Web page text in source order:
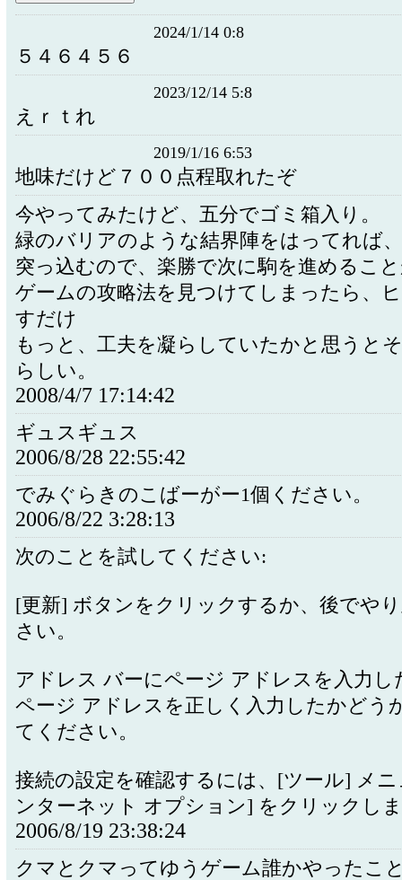
2024/1/14 0:8
５４６４５６
2023/12/14 5:8
えｒｔれ
2019/1/16 6:53
地味だけど７００点程取れたぞ
今やってみたけど、五分でゴミ箱入り。
緑のバリアのような結界陣をはってれば
突っ込むので、楽勝で次に駒を進めるこ
ゲームの攻略法を見つけてしまったら、
すだけ
もっと、工夫を凝らしていたかと思うと
らしい。
2008/4/7 17:14:42
ギュスギュス
2006/8/28 22:55:42
でみぐらきのこばーがー1個ください。
2006/8/22 3:28:13
次のことを試してください:
[更新] ボタンをクリックするか、後でや
さい。
アドレス バーにページ アドレスを入力し
ページ アドレスを正しく入力したかどう
てください。
接続の設定を確認するには、[ツール] メ
ンターネット オプション] をクリックし
2006/8/19 23:38:24
クマとクマってゆうゲーム誰かやったこ